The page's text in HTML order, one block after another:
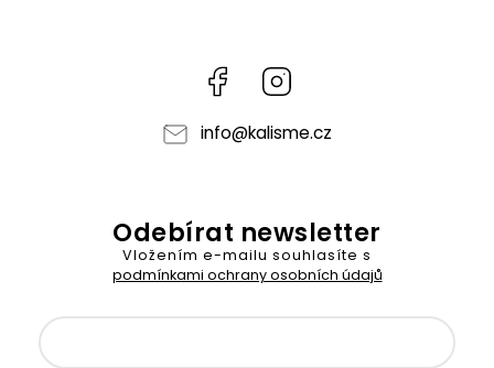
Facebook
info@kalisme.cz
Odebírat newsletter
Vložením e-mailu souhlasíte s
podmínkami ochrany osobních údajů